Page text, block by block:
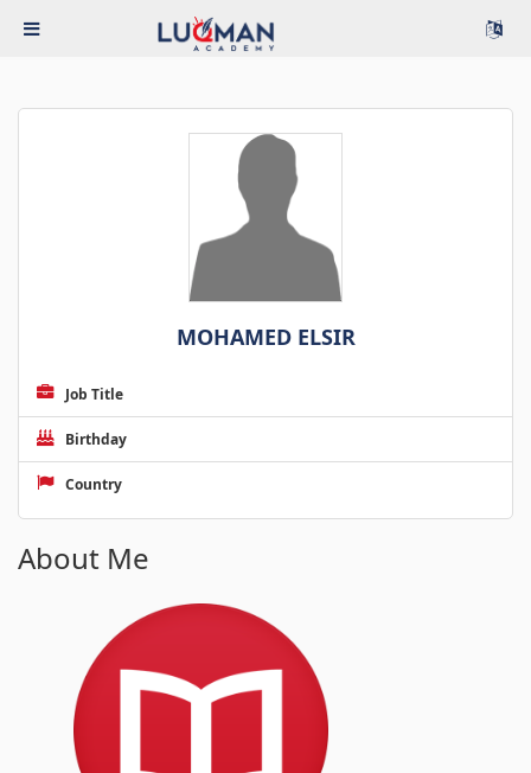
MOHAMED ELSIR
Job Title
Birthday
Country
About Me